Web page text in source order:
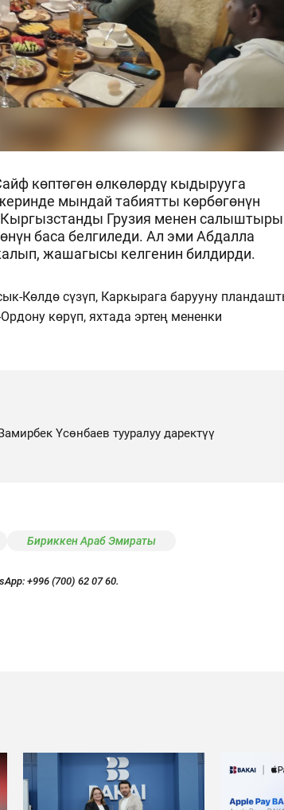
көптөгөн өлкөлөрдү кыдырууга
мындай табиятты көрбөгөнүн
Грузия менен
баса белгиледи. Ал эми Абдалла
жашагысы келгенин билдирди.
Көлдө сүзүп, Каркырага барууну
көрүп, яхтада эртең мененки
Үсөнбаев тууралуу даректүү
Бириккен Араб Эмираты
+996 (700) 62 07 60.